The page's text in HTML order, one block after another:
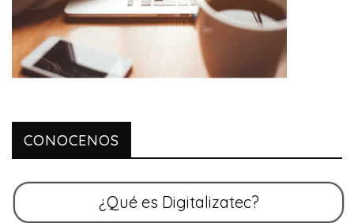
CONOCENOS